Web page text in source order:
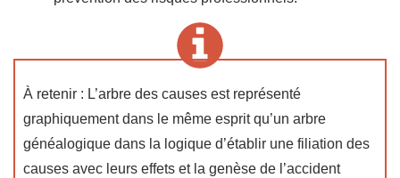
À retenir : L’arbre des causes est représenté
graphiquement dans le même esprit qu’un arbre
généalogique dans la logique d’établir une filiation des
causes avec leurs effets et la genèse de l’accident